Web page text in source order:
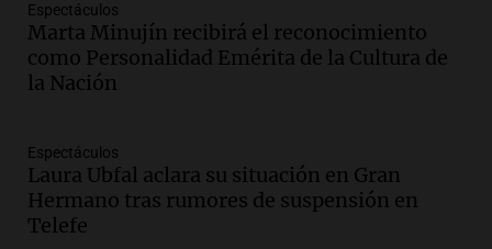
Episodios
Audio.Vandalismo en San Miguel de
Tucumán: destruyeron 433 luminarias
Episodios
Audio.Una mujer murió cuando
esperaba cobrar su jubilación en un
banco de San Luis
Espectáculos
Marta Minujín recibirá el reconocimiento
como Personalidad Emérita de la Cultura de
la Nación
Espectáculos
Laura Ubfal aclara su situación en Gran
Hermano tras rumores de suspensión en
Telefe